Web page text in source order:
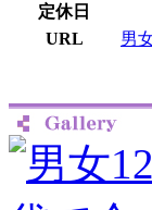
定休日
URL
男